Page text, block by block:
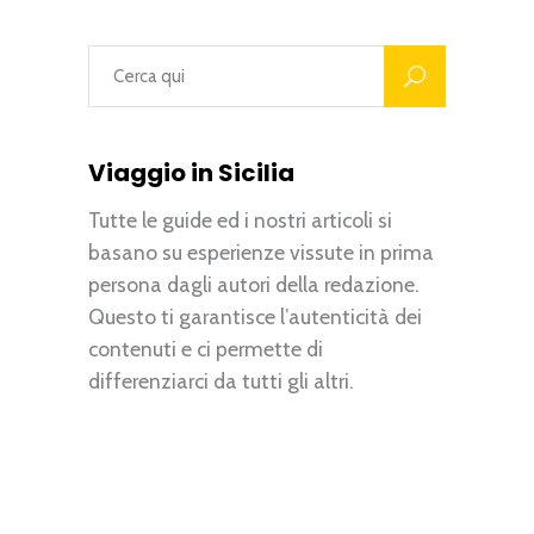
Viaggio in Sicilia
Tutte le guide ed i nostri articoli si
basano su esperienze vissute in prima
persona dagli autori della redazione.
Questo ti garantisce l’autenticità dei
contenuti e ci permette di
differenziarci da tutti gli altri.